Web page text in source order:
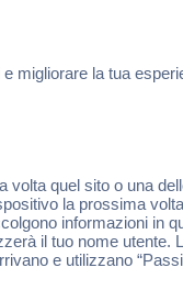
migliorare la tua
quel sito o una
la prossima
informazioni in
il tuo nome utente.
e utilizzano